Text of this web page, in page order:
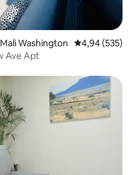
Washington Vlerësimi
4,94 (535)
Ave Apt